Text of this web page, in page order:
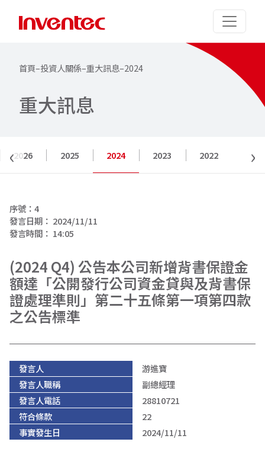
首頁–投資人關係–重大訊息–2024
重大訊息
2026 2025 2024 2023 2022
‹ ›
序號： 4
發言日期： 2024/11/11
發言時間： 14:05
(2024 Q4) 公告本公司新增背書保證金
額達「公開發行公司資金貸與及背書保
證處理準則」第二十五條第一項第四款
之公告標準
發言人
游進寶
發言人職稱
副總經理
發言人電話
28810721
符合條款
22
事實發生日
2024/11/11